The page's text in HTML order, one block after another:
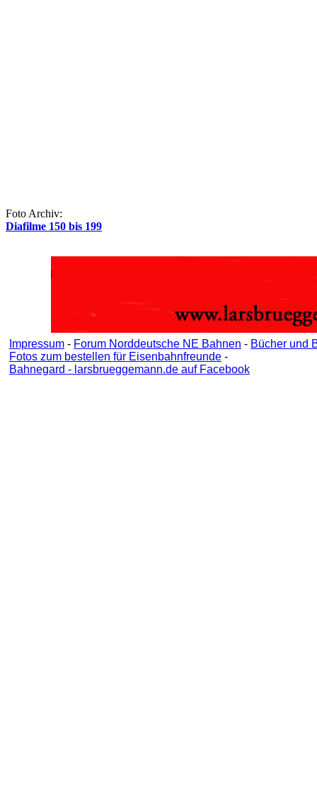
Foto Archiv:
Diafilme 150 bis 199
Impressum - Forum Norddeutsche NE Bahnen - Bücher und
Fotos zum bestellen für Eisenbahnfreunde -
Bahnegard - larsbrueggemann.de auf Facebook